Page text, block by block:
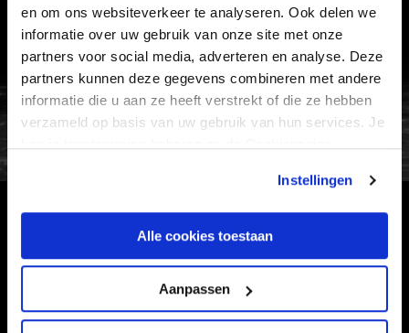
en om ons websiteverkeer te analyseren. Ook delen we
informatie over uw gebruik van onze site met onze
partners voor social media, adverteren en analyse. Deze
partners kunnen deze gegevens combineren met andere
informatie die u aan ze heeft verstrekt of die ze hebben
verzameld op basis van uw gebruik van hun services. Je
Instellingen
Alle cookies toestaan
Aanpassen
WERKEN BIJ
VERTROUWENSPERSOON
FC Utrecht<br>vanuit<br>het
HOOFDSPONSOR